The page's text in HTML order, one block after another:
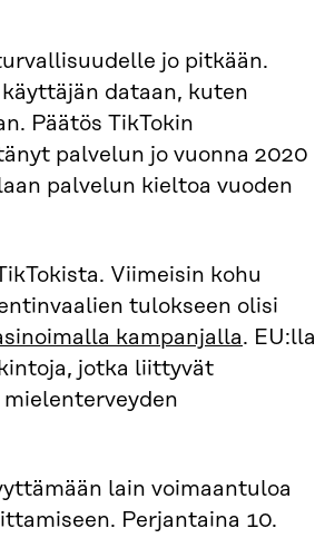
jo pitkään.
dataan, kuten
Päätös TikTokin
palvelun jo vuonna 2020
palvelun kieltoa vuoden
Viimeisin kohu
tulokseen olisi
kampanjalla. EU:lla
jotka liittyvät
lain voimaantuloa
Perjantaina 10.